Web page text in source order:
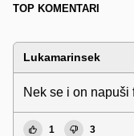
TOP KOMENTARI
Lukamarinsek
Nek se i on napuši
1 3